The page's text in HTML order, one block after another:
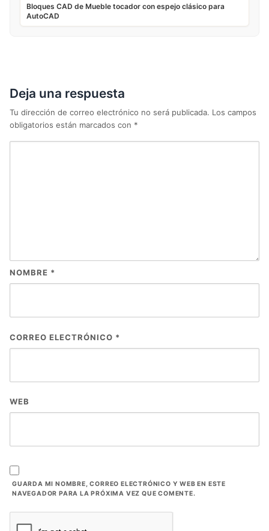
Bloques CAD de Mueble tocador con espejo clásico para
AutoCAD
Deja una respuesta
Tu dirección de correo electrónico no será publicada. Los campos
obligatorios están marcados con *
NOMBRE *
CORREO ELECTRÓNICO *
WEB
GUARDA MI NOMBRE, CORREO ELECTRÓNICO Y WEB EN ESTE
NAVEGADOR PARA LA PRÓXIMA VEZ QUE COMENTE.